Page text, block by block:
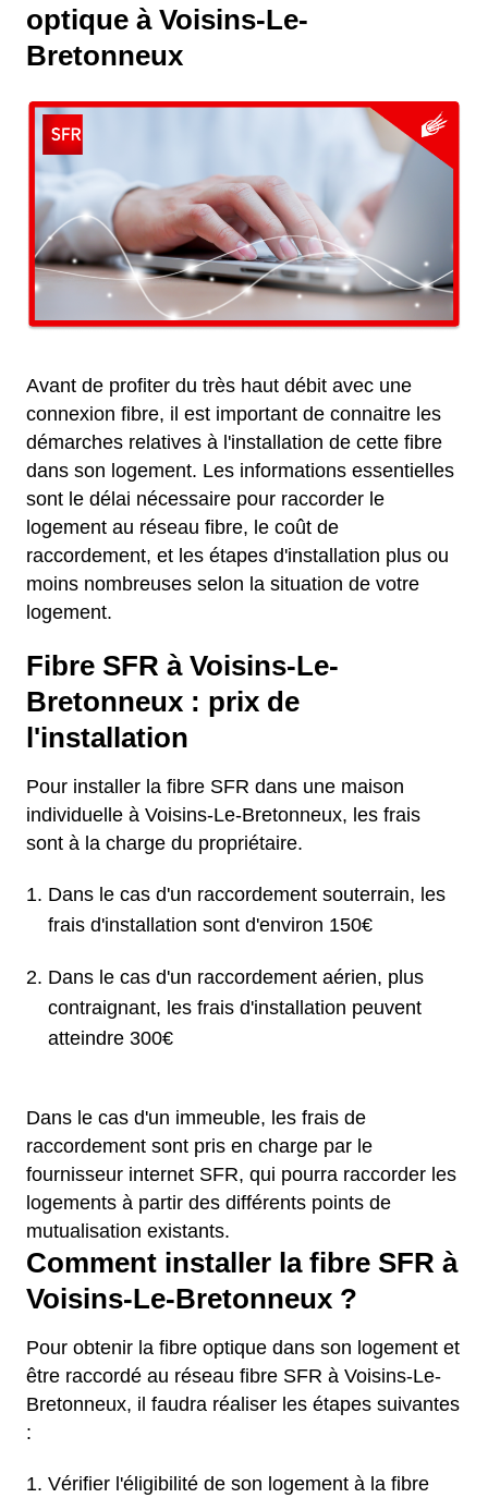
optique à Voisins-Le-
Bretonneux
Avant de profiter du très haut débit avec une
connexion fibre, il est important de connaitre les
démarches relatives à l'installation de cette fibre
dans son logement. Les informations essentielles
sont le délai nécessaire pour raccorder le
logement au réseau fibre, le coût de
raccordement, et les étapes d'installation plus ou
moins nombreuses selon la situation de votre
logement.
Fibre SFR à Voisins-Le-
Bretonneux : prix de
l'installation
Pour installer la fibre SFR dans une maison
individuelle à Voisins-Le-Bretonneux, les frais
sont à la charge du propriétaire.
Dans le cas d'un raccordement souterrain, les
frais d'installation sont d'environ 150€
Dans le cas d'un raccordement aérien, plus
contraignant, les frais d'installation peuvent
atteindre 300€
Dans le cas d'un immeuble, les frais de
raccordement sont pris en charge par le
fournisseur internet SFR, qui pourra raccorder les
logements à partir des différents points de
mutualisation existants.
Comment installer la fibre SFR à
Voisins-Le-Bretonneux ?
Pour obtenir la fibre optique dans son logement et
être raccordé au réseau fibre SFR à Voisins-Le-
Bretonneux, il faudra réaliser les étapes suivantes
:
Vérifier l'éligibilité de son logement à la fibre